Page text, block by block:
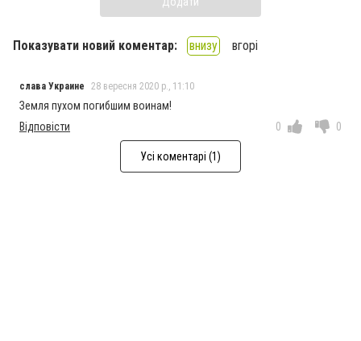
Показувати новий коментар: внизу вгорі
слава Украине 28 вересня 2020 р., 11:10
Земля пухом погибшим воинам!
Відповісти
0 0
Усі коментарі (1)